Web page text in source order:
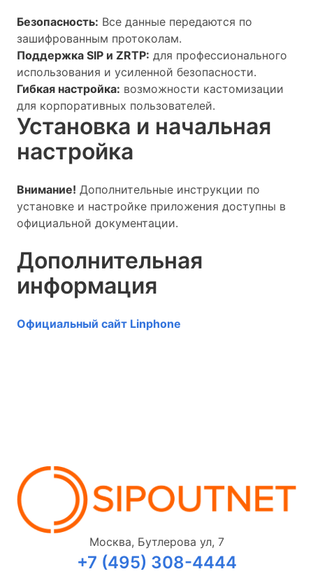
Безопасность: Все данные передаются по
зашифрованным протоколам.
Поддержка SIP и ZRTP: для профессионального
использования и усиленной безопасности.
Гибкая настройка: возможности кастомизации
для корпоративных пользователей.
Установка и начальная
настройка
Внимание! Дополнительные инструкции по
установке и настройке приложения доступны в
официальной документации.
Дополнительная
информация
Официальный сайт Linphone
Москва, Бутлерова ул, 7
+7 (495) 308-4444